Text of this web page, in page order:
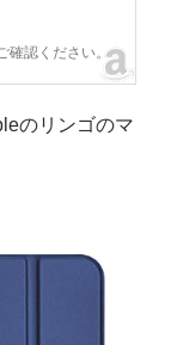
確認ください。
のリンゴのマ